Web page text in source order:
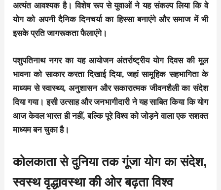
अत्यंत आवश्यक है। विशेष रूप से युवाओं ने यह संकल्प लिया कि वे
योग को अपनी दैनिक दिनचर्या का हिस्सा बनाएंगे और समाज में भी
इसके प्रति जागरूकता फैलाएंगे।
पशुपतिनाथ नगर का यह आयोजन अंतर्राष्ट्रीय योग दिवस की मूल
भावना को साकार करता दिखाई दिया, जहां सामूहिक सहभागिता के
माध्यम से स्वास्थ्य, अनुशासन और सकारात्मक जीवनशैली का संदेश
दिया गया। इसी उत्साह और जनभागीदारी ने यह साबित किया कि योग
आज केवल भारत ही नहीं, बल्कि पूरे विश्व को जोड़ने वाला एक सशक्त
माध्यम बन चुका है।
कोलकाता से दुनिया तक गूंजा योग का संदेश,
स्वस्थ वृद्धावस्था की ओर बढ़ता विश्व